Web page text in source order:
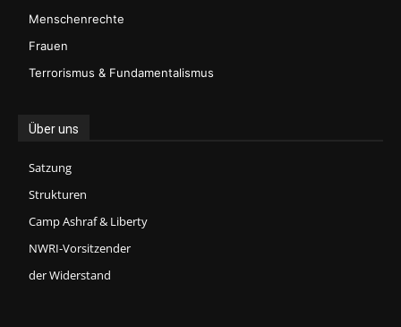
Menschenrechte
Frauen
Terrorismus & Fundamentalismus
Über uns
Satzung
Strukturen
Camp Ashraf & Liberty
NWRI-Vorsitzender
der Widerstand